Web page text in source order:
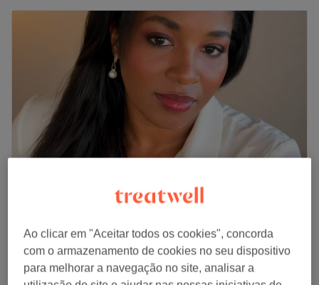
4,7
8 comentários
Almada
Mostrar no mapa
Platinado
Ao clicar em "Aceitar todos os cookies", concorda
com o armazenamento de cookies no seu dispositivo
para melhorar a navegação no site, analisar a